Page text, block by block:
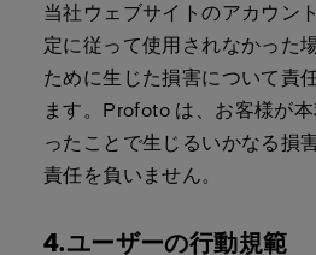
当社ウェブサイトのアカウン
定に従って使用されなかった
ために生じた損害について責
ます。Profoto は、お客様が
ったことで生じるいかなる損
責任を負いません。
4.ユーザーの行動規範